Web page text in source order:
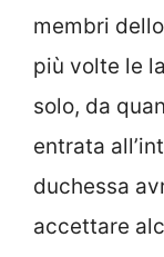
membri
più volte le
solo, da
entrata
duchessa
accettare